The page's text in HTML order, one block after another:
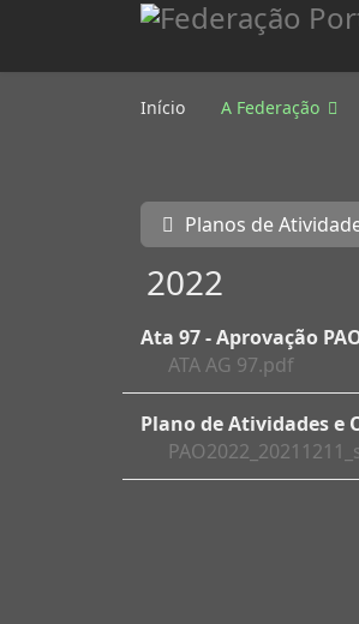
Início A Federação
Planos de
2022
Ata 97 - Aprovação
ATA AG 97.pdf
Plano de Atividades e